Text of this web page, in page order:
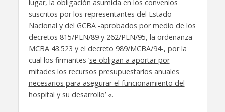
lugar, la obligación asumida en los convenios
suscritos por los representantes del Estado
Nacional y del GCBA -aprobados por medio de los
decretos 815/PEN/89 y 262/PEN/95, la ordenanza
MCBA 43.523 y el decreto 989/MCBA/94-, por la
cual los firmantes ‘se obligan a aportar por
mitades los recursos presupuestarios anuales
necesarios para asegurar el funcionamiento del
hospital y su desarrollo’«.